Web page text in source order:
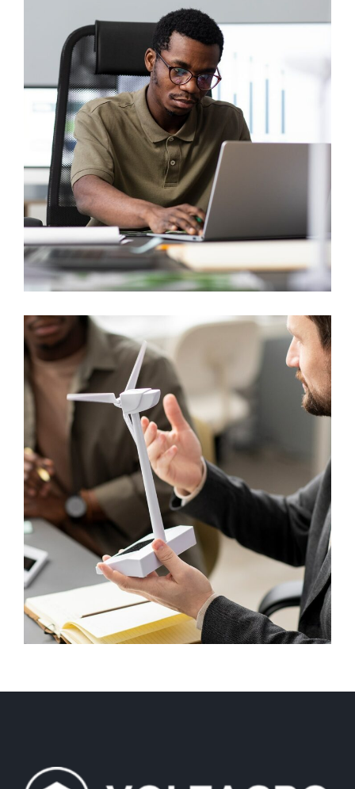
MARKETING
Understanding Incentives
RESEARCH
Conducting Financial